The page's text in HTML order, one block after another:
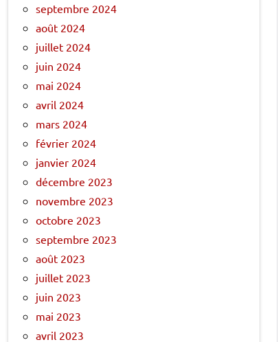
septembre 2024
août 2024
juillet 2024
juin 2024
mai 2024
avril 2024
mars 2024
février 2024
janvier 2024
décembre 2023
novembre 2023
octobre 2023
septembre 2023
août 2023
juillet 2023
juin 2023
mai 2023
avril 2023